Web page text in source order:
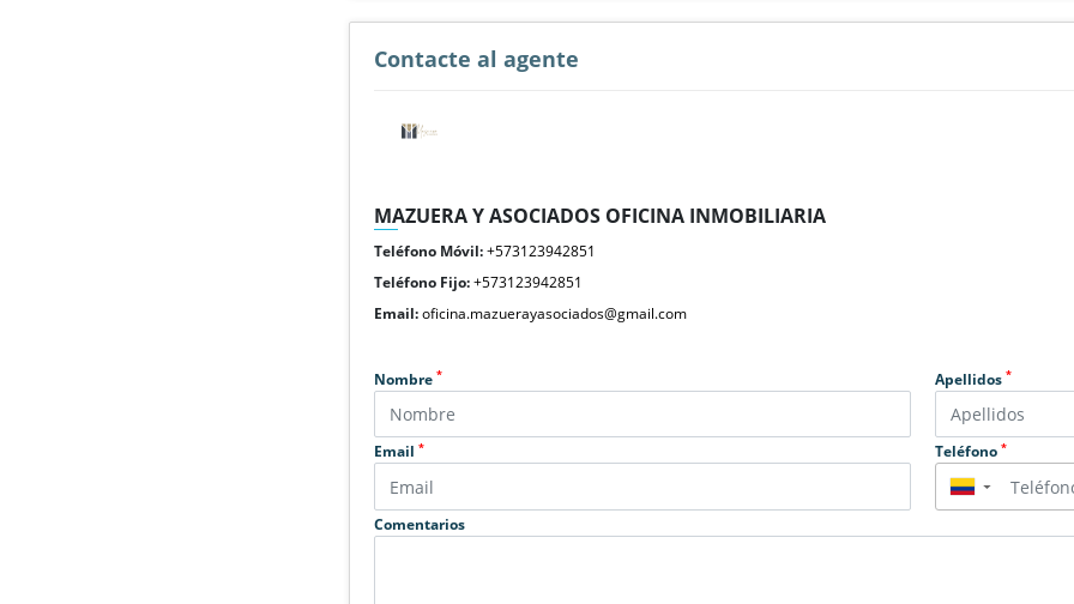
Contacte al agente
MAZUERA Y ASOCIADOS OFICINA INMOBILIARIA
Teléfono Móvil:+573123942851
Teléfono Fijo:+573123942851
Email:oficina.mazuerayasociados@gmail.com
Nombre* Apellidos *
Email* Teléfono *
▼
Comentarios